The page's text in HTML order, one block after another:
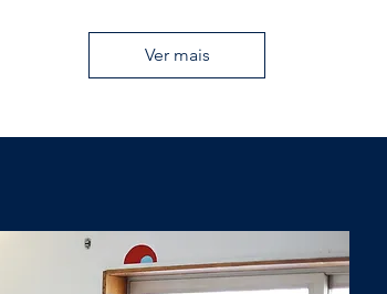
Ver mais